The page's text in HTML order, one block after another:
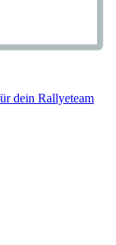
dein Rallyeteam